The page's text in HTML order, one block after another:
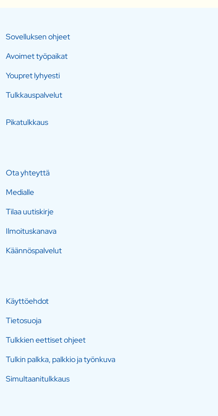
Sovelluksen ohjeet
Avoimet työpaikat
Youpret lyhyesti
Tulkkauspalvelut
Pikatulkkaus
Ota yhteyttä
Medialle
Tilaa uutiskirje
Ilmoituskanava
Käännöspalvelut
Käyttöehdot
Tietosuoja
Tulkkien eettiset ohjeet
Tulkin palkka, palkkio ja työnkuva
Simultaanitulkkaus